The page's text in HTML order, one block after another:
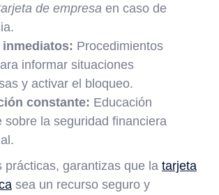
de empresa en caso de
inmediatos: Procedimientos
informar situaciones
y activar el bloqueo.
constante: Educación
sobre la seguridad financiera
prácticas, garantizas que la tarjeta
sea un recurso seguro y